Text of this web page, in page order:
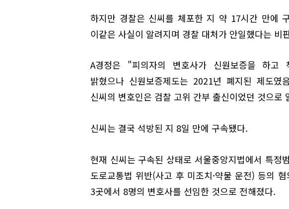
하지만 경찰은 신씨를 체포한 지 약 17시간 만에
이같은 사실이 알려지며 경찰 대처가 안일했다는 비
A경정은 "피의자의 변호사가 신원보증을 하고
밝혔으나 신원보증제도는 2021년 폐지된 제도였
신씨의 변호인은 검찰 고위 간부 출신이었던 것으로
신씨는 결국 석방된 지 8일 만에 구속됐다.
현재 신씨는 구속된 상태로 서울중앙지법에서 특정
도로교통법 위반(사고 후 미조치·약물 운전) 등의
3곳에서 8명의 변호사를 선임한 것으로 전해졌다.